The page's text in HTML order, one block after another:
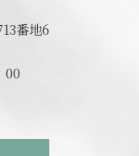
番地6
00